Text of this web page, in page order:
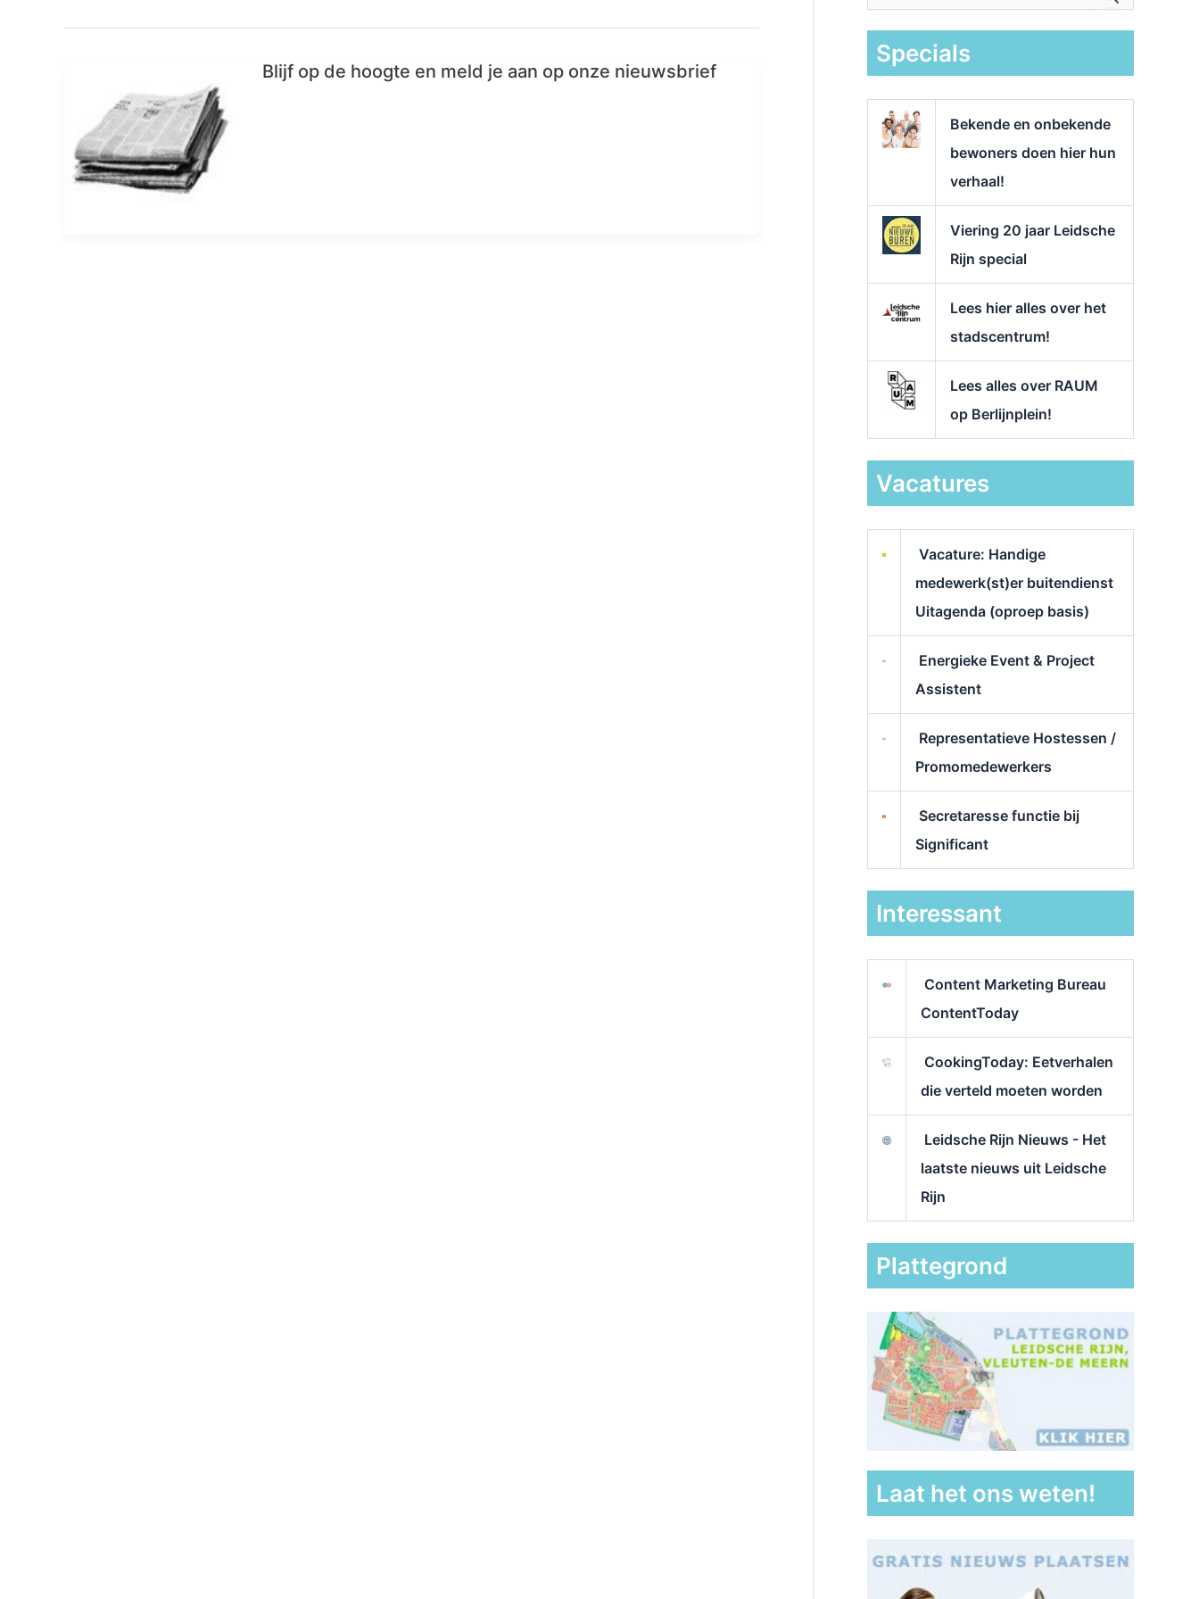
Blijf op de hoogte en meld je aan op onze nieuwsbrief
k
Specials
Bekende en onbekende
bewoners doen hier hun
verhaal!
Viering 20 jaar Leidsche
Rijn special
Lees hier alles over het
stadscentrum!
Lees alles over RAUM
op Berlijnplein!
Vacatures
Vacature: Handige
medewerk(st)er buitendienst
Uitagenda (oproep basis)
Energieke Event & Project
Assistent
Representatieve Hostessen /
Promomedewerkers
Secretaresse functie bij
Significant
Interessant
Content Marketing Bureau
ContentToday
CookingToday: Eetverhalen
die verteld moeten worden
Leidsche Rijn Nieuws - Het
laatste nieuws uit Leidsche
Rijn
Plattegrond
Laat het ons weten!